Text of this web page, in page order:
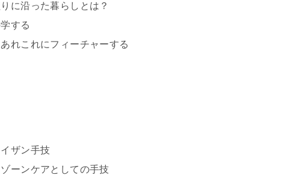
沿った暮らしとは？
する
これにフィーチャーする
ザン手技
ゾーンケアとしての手技